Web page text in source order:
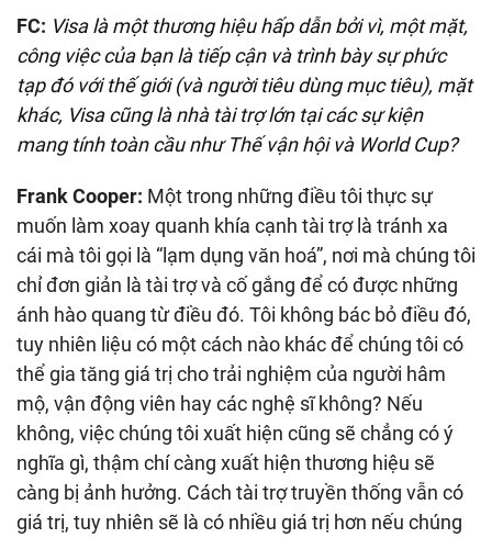
FC: Visa là một thương hiệu hấp dẫn bởi vì, một mặt,
công việc của bạn là tiếp cận và trình bày sự phức
tạp đó với thế giới (và người tiêu dùng mục tiêu), mặt
khác, Visa cũng là nhà tài trợ lớn tại các sự kiện
mang tính toàn cầu như Thế vận hội và World Cup?
Frank Cooper: Một trong những điều tôi thực sự
muốn làm xoay quanh khía cạnh tài trợ là tránh xa
cái mà tôi gọi là “lạm dụng văn hoá”, nơi mà chúng tôi
chỉ đơn giản là tài trợ và cố gắng để có được những
ánh hào quang từ điều đó. Tôi không bác bỏ điều đó,
tuy nhiên liệu có một cách nào khác để chúng tôi có
thể gia tăng giá trị cho trải nghiệm của người hâm
mộ, vận động viên hay các nghệ sĩ không? Nếu
không, việc chúng tôi xuất hiện cũng sẽ chẳng có ý
nghĩa gì, thậm chí càng xuất hiện thương hiệu sẽ
càng bị ảnh hưởng. Cách tài trợ truyền thống vẫn có
giá trị, tuy nhiên sẽ là có nhiều giá trị hơn nếu chúng